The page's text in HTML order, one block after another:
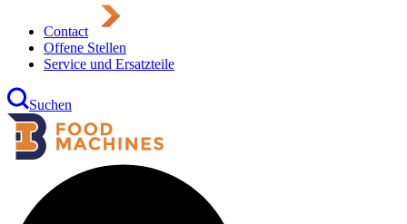
Contact
Offene Stellen
Service und Ersatzteile
Suchen